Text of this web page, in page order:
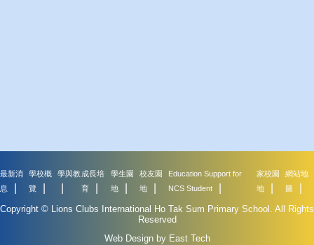
最新消
息
學校概
覽
學與教成長培
育
學生園
地
校友園
地
Education Support for
NCS Student
家校園
地
網站地
圖
Copyright © Lions Clubs International Ho Tak Sum Primary School. All Rights
Reserved
Web Design by East Tech